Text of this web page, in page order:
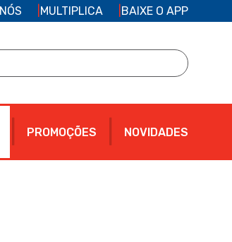
MULTIPLICA BAIXE O APP
PROMOÇÕES NOVIDADES